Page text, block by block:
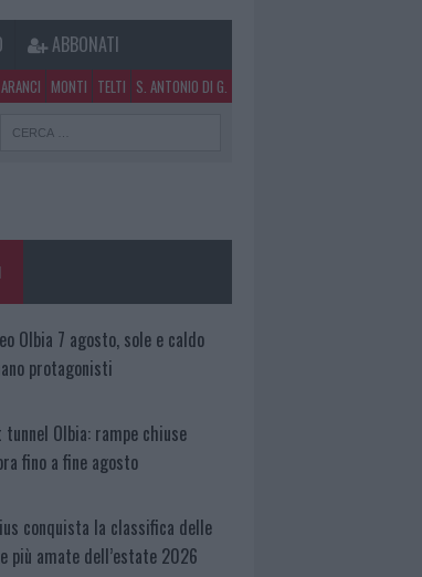
ABBONATI
MONTI TELTI S. ANTONIO DI G.
Olbia 7 agosto, sole e caldo
protagonisti
tunnel Olbia: rampe chiuse
fino a fine agosto
conquista la classifica delle
più amate dell’estate 2026